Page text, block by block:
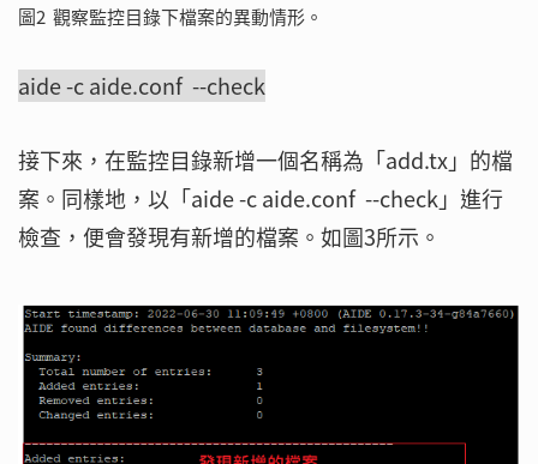
圖2 觀察監控目錄下檔案的異動情形。
aide -c aide.conf --check
接下來，在監控目錄新增一個名稱為「add.tx」的檔
案。同樣地，以「aide -c aide.conf --check」進行
檢查，便會發現有新增的檔案。如圖3所示。